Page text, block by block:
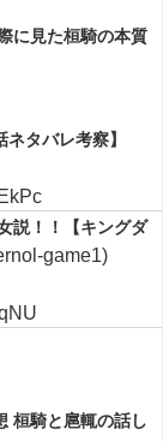
に見た桓騎の本質
タバレ考察】
説！！【キングダ
game1)
桓騎と扈輒の話し